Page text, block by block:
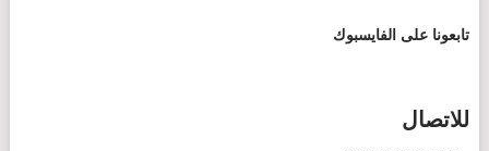
تابعونا على الفايسبوك
للاتصال